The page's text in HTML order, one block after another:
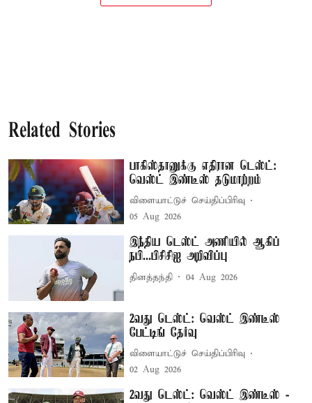
Related Stories
பாகிஸ்தானுக்கு எதிரான டெஸ்ட்:
வெஸ்ட் இண்டீஸ் தடுமாற்றம்
விளையாட்டுச் செய்திப்பிரிவு
05 Aug 2026
இந்திய டெஸ்ட் அணியில் ஆகிப்
நபி...பிசிசிஐ அறிவிப்பு
தினத்தந்தி 04 Aug 2026
2வது டெஸ்ட்: வெஸ்ட் இண்டீஸ்
பேட்டிங் தேர்வு
விளையாட்டுச் செய்திப்பிரிவு
02 Aug 2026
2வது டெஸ்ட்: வெஸ்ட் இண்டீஸ் -